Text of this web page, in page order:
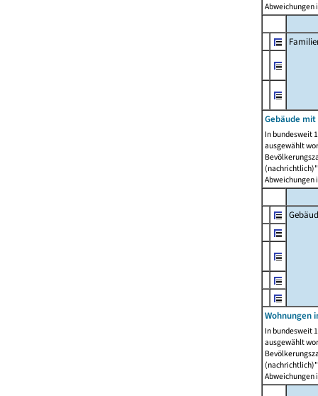
Abweichungen
Gebäude
In bundesweit
ausgewählt
Abweichungen
Wohnungen
In bundesweit
ausgewählt
Abweichungen